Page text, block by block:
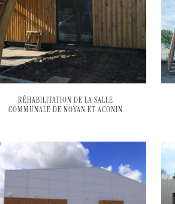
RÉHABILITATION DE LA SALLE
COMMUNALE DE NOYAN ET ACONIN